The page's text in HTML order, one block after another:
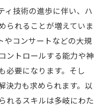
ィ技術の進歩に伴い、ハ
られることが増えていま
やコンサートなどの大規
ントロールする能力や神
必要になります。そし
決力も求められます。以
れるスキルは多岐にわた